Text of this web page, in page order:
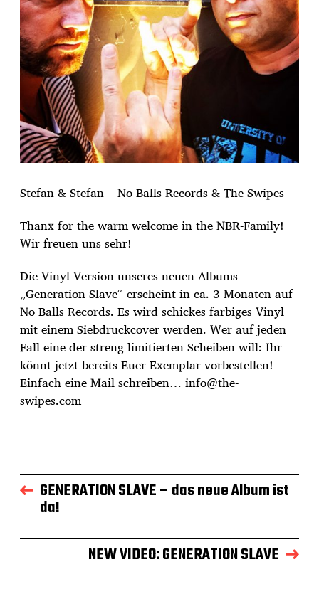
m
Stefan & Stefan – No Balls Records & The Swipes
Thanx for the warm welcome in the NBR-Family!
Wir freuen uns sehr!
Die Vinyl-Version unseres neuen Albums
„Generation Slave“ erscheint in ca. 3 Monaten auf
No Balls Records. Es wird schickes farbiges Vinyl
mit einem Siebdruckcover werden. Wer auf jeden
Fall eine der streng limitierten Scheiben will: Ihr
könnt jetzt bereits Euer Exemplar vorbestellen!
Einfach eine Mail schreiben… info@the-
swipes.com
GENERATION SLAVE – das neue Album ist
da!
NEW VIDEO: GENERATION SLAVE